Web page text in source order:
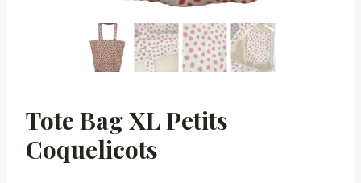
Tote Bag XL Petits
Coquelicots